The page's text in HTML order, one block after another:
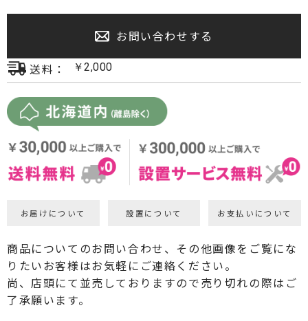
お問い合わせする
送料：
￥2,000
お届けについて 設置について お支払いについて
商品についてのお問い合わせ、その他画像をご覧にな
りたいお客様はお気軽にご連絡ください。
尚、店頭にて並売しておりますので売り切れの際はご
了承願います。